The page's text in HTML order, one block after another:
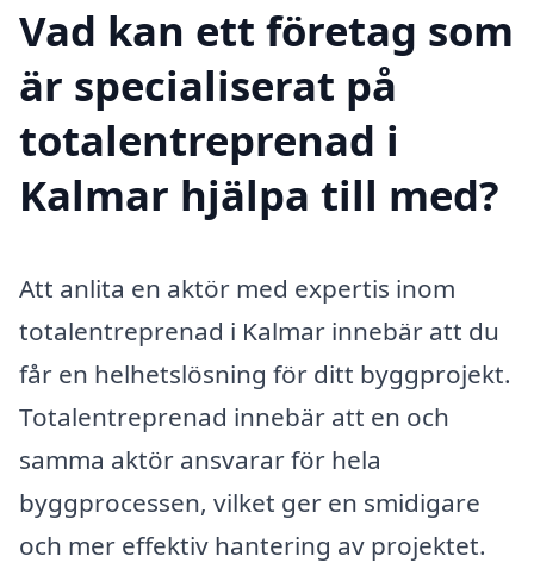
Vad kan ett företag som
är specialiserat på
totalentreprenad i
Kalmar hjälpa till med?
Att anlita en aktör med expertis inom
totalentreprenad i Kalmar innebär att du
får en helhetslösning för ditt byggprojekt.
Totalentreprenad innebär att en och
samma aktör ansvarar för hela
byggprocessen, vilket ger en smidigare
och mer effektiv hantering av projektet.